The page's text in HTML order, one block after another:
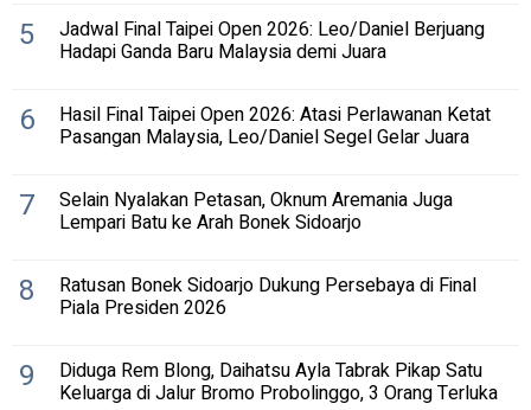
5 Jadwal Final Taipei Open 2026: Leo/Daniel Berjuang
Hadapi Ganda Baru Malaysia demi Juara
6 Hasil Final Taipei Open 2026: Atasi Perlawanan Ketat
Pasangan Malaysia, Leo/Daniel Segel Gelar Juara
7 Selain Nyalakan Petasan, Oknum Aremania Juga
Lempari Batu ke Arah Bonek Sidoarjo
8 Ratusan Bonek Sidoarjo Dukung Persebaya di Final
Piala Presiden 2026
9 Diduga Rem Blong, Daihatsu Ayla Tabrak Pikap Satu
Keluarga di Jalur Bromo Probolinggo, 3 Orang Terluka